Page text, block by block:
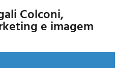
Colconi,
e imagem